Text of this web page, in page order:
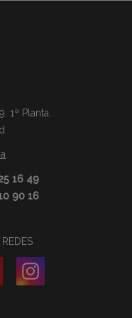
1ª Planta.
16 49
90 16